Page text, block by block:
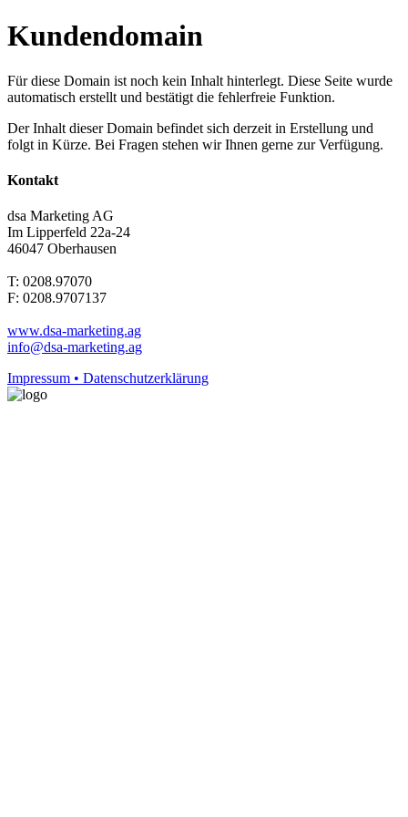
Kundendomain
Für diese Domain ist noch kein Inhalt hinterlegt. Diese Seite wurde
automatisch erstellt und bestätigt die fehlerfreie Funktion.
Der Inhalt dieser Domain befindet sich derzeit in Erstellung und
folgt in Kürze. Bei Fragen stehen wir Ihnen gerne zur Verfügung.
Kontakt
dsa Marketing AG
Im Lipperfeld 22a-24
46047 Oberhausen
T: 0208.97070
F: 0208.9707137
www.dsa-marketing.ag
info@dsa-marketing.ag
Impressum • Datenschutzerklärung